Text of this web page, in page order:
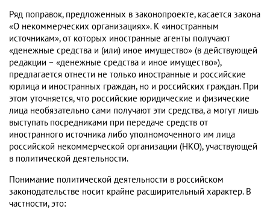
Ряд поправок, предложенных в законопроекте, касается закона
«О некоммерческих организациях». К «иностранным
источникам», от которых иностранные агенты получают
«денежные средства и (или) иное имущество» (в действующей
редакции – «денежные средства и иное имущество»),
предлагается отнести не только иностранные и российские
юрлица и иностранных граждан, но и российских граждан. При
этом уточняется, что российские юридические и физические
лица необязательно сами получают эти средства, а могут лишь
выступать посредниками при передаче средств от
иностранного источника либо уполномоченного им лица
российской некоммерческой организации (НКО), участвующей
в политической деятельности.
Понимание политической деятельности в российском
законодательстве носит крайне расширительный характер. В
частности, это: